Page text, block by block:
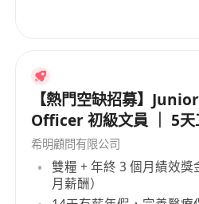
【熱門空缺招募】
Officer 初級文員 ｜ 5天
時收工 ｜ 年薪高達 16 個
希明顧問有限公司
雙糧 + 年終 3 個月績效
月薪酬）